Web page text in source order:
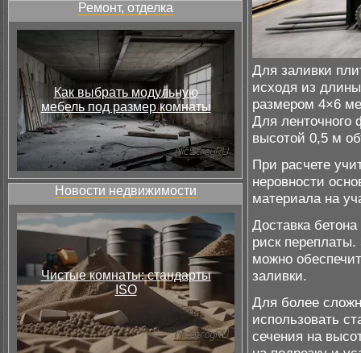
Ремонт, отделка
Как выбрать модульную
мебель под размер комнаты
Новости недвижимости
Чистые комнаты: стандарты
ISO
Для заливки
исходя из
размером 4×6
Для
высотой 0,5 м
При расчете
неровности
материала на
Доставка
риск
можно
заливки.
Для более
использовать
сечения на